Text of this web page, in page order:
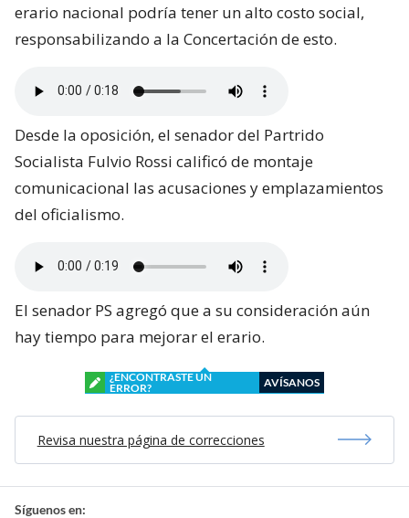
erario nacional podría tener un alto costo social,
responsabilizando a la Concertación de esto.
Desde la oposición, el senador del Partrido
Socialista Fulvio Rossi calificó de montaje
comunicacional las acusaciones y emplazamientos
del oficialismo.
El senador PS agregó que a su consideración aún
hay tiempo para mejorar el erario.
¿ENCONTRASTE UN
ERROR?
AVÍSANOS
Revisa nuestra página de correcciones
Síguenos en: